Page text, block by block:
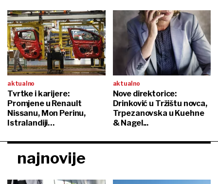
aktualno
Tvrtke i karijere:
Promjene u Renault
Nissanu, Mon Perinu,
Istralandiji…
aktualno
Nove direktorice:
Drinković u Tržištu novca,
Trpezanovska u Kuehne
& Nagel...
najnovije